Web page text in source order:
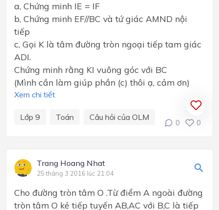
a, Chứng minh IE = IF
b, Chứng minh EF//BC và tứ giác AMND nội
tiếp
c, Gọi K là tâm đường tròn ngoại tiếp tam giác
ADI.
Chứng minh rằng KI vuông góc với BC
(Mình cần làm giúp phần (c) thôi ạ, cảm ơn)
Xem chi tiết
Lớp 9 Toán Câu hỏi của OLM
0 0
Trang Hoang Nhat
25 tháng 3 2016 lúc 21:04
Cho đường tròn tâm O .Từ điểm A ngoài đường
tròn tâm O kẻ tiếp tuyến AB,AC với B,C là tiếp